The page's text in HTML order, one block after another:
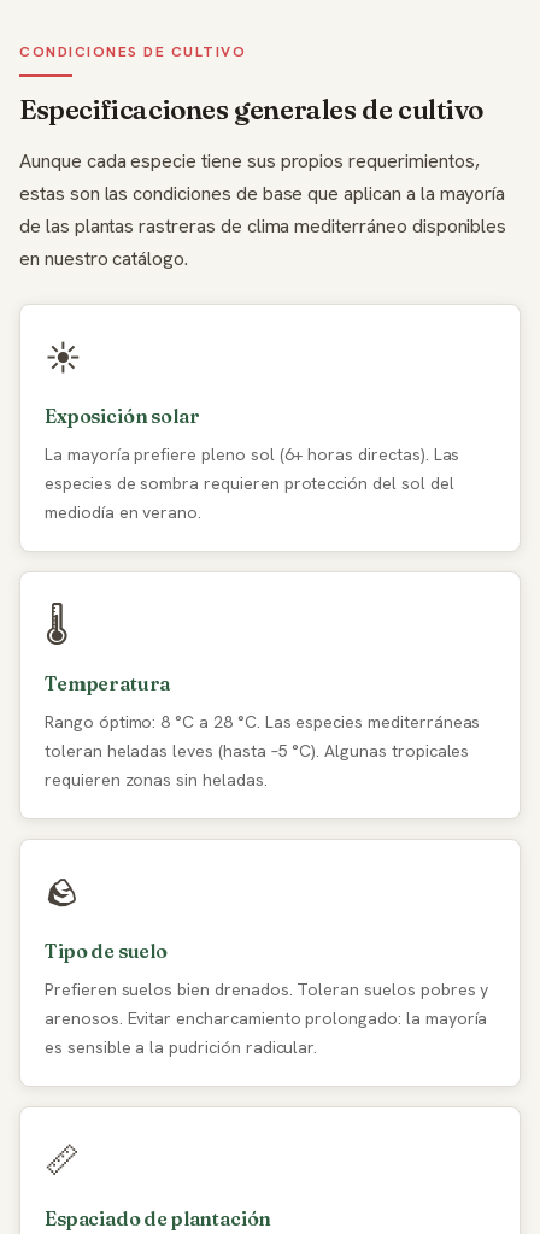
CONDICIONES DE CULTIVO
Especificaciones generales de cultivo
Aunque cada especie tiene sus propios requerimientos,
estas son las condiciones de base que aplican a la mayoría
de las plantas rastreras de clima mediterráneo disponibles
en nuestro catálogo.
☀️
Exposición solar
La mayoría prefiere pleno sol (6+ horas directas). Las
especies de sombra requieren protección del sol del
mediodía en verano.
🌡️
Temperatura
Rango óptimo: 8 °C a 28 °C. Las especies mediterráneas
toleran heladas leves (hasta –5 °C). Algunas tropicales
requieren zonas sin heladas.
🪨
Tipo de suelo
Prefieren suelos bien drenados. Toleran suelos pobres y
arenosos. Evitar encharcamiento prolongado: la mayoría
es sensible a la pudrición radicular.
📏
Espaciado de plantación